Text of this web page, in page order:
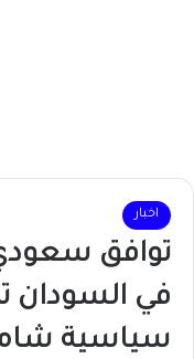
اخبار
توافق
في السودان
سياسية